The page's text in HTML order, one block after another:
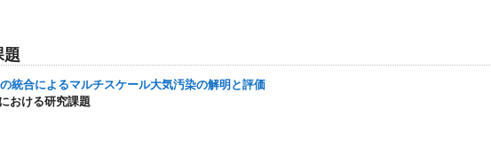
題
統合によるマルチスケール大気汚染の解明と評価
おける研究課題